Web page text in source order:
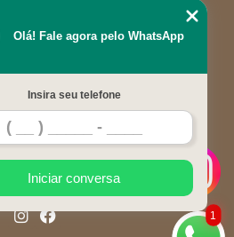
Contato
Mapa do site
1
Olá! Fale agora pelo WhatsApp
Insira seu telefone
Iniciar conversa